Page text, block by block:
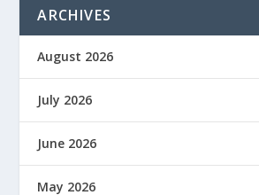
ARCHIVES
August 2026
July 2026
June 2026
May 2026